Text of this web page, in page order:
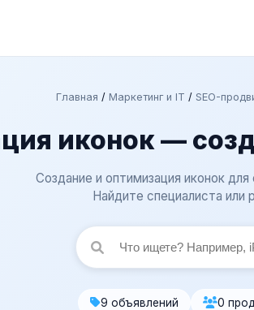
Главная / Маркетинг и IT / SEO-
иконок —
Создание и оптимизация иконок
Найдите специалиста или
9 объявлений 0